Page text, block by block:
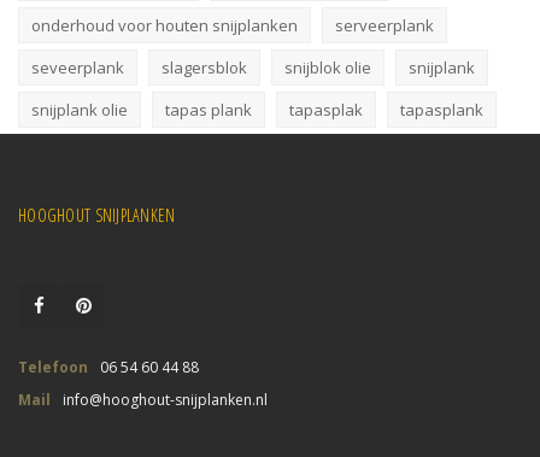
onderhoud voor houten snijplanken
serveerplank
seveerplank
slagersblok snijblok olie
snijplank
snijplank olie
tapas plank tapasplak tapasplank
HOOGHOUT SNIJPLANKEN
Telefoon
06 54 60 44 88
Mail
info@hooghout-snijplanken.nl